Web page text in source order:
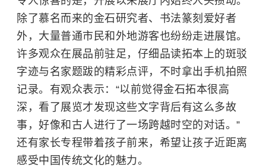
除了慕名而来的金石研究者、书法篆刻爱好者
外，大量普通市民和外地游客也纷纷走进展馆。
许多观众在展品前驻足，仔细品读拓本上的斑驳
字迹与名家题跋的精彩点评，不时拿出手机拍照
记录。有观众表示：“以前觉得金石拓本很高
深，看了展览才发现这些文字背后有这么多故
事，好像和古人进行了一场跨越时空的对话。”
还有家长专程带着孩子前来，希望让孩子近距离
感受中国传统文化的魅力。